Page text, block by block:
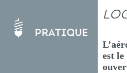
Pratique
est